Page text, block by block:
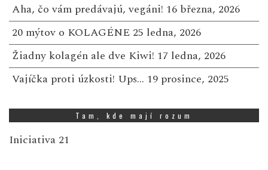
Aha, čo vám predávajú, vegáni! 16 března, 2026
20 mýtov o KOLAGÉNE 25 ledna, 2026
Žiadny kolagén ale dve Kiwi! 17 ledna, 2026
Vajíčka proti úzkosti! Ups… 19 prosince, 2025
Tam, kde mají rozum
Iniciativa 21